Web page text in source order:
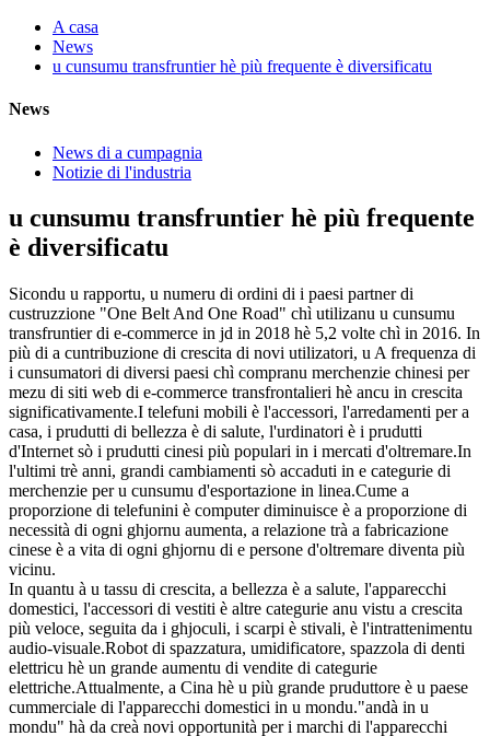
A casa
News
u cunsumu transfruntier hè più frequente è diversificatu
News
News di a cumpagnia
Notizie di l'industria
u cunsumu transfruntier hè più frequente
è diversificatu
Sicondu u rapportu, u numeru di ordini di i paesi partner di
custruzzione "One Belt And One Road" chì utilizanu u cunsumu
transfruntier di e-commerce in jd in 2018 hè 5,2 volte chì in 2016. In
più di a cuntribuzione di crescita di novi utilizatori, u A frequenza di
i cunsumatori di diversi paesi chì compranu merchenzie chinesi per
mezu di siti web di e-commerce transfrontalieri hè ancu in crescita
significativamente.I telefuni mobili è l'accessori, l'arredamenti per a
casa, i prudutti di bellezza è di salute, l'urdinatori è i prudutti
d'Internet sò i prudutti cinesi più populari in i mercati d'oltremare.In
l'ultimi trè anni, grandi cambiamenti sò accaduti in e categurie di
merchenzie per u cunsumu d'esportazione in linea.Cume a
proporzione di telefunini è computer diminuisce è a proporzione di
necessità di ogni ghjornu aumenta, a relazione trà a fabricazione
cinese è a vita di ogni ghjornu di e persone d'oltremare diventa più
vicinu.
In quantu à u tassu di crescita, a bellezza è a salute, l'apparecchi
domestici, l'accessori di vestiti è altre categurie anu vistu a crescita
più veloce, seguita da i ghjoculi, i scarpi è stivali, è l'intrattenimentu
audio-visuale.Robot di spazzatura, umidificatore, spazzola di denti
elettricu hè un grande aumentu di vendite di categurie
elettriche.Attualmente, a Cina hè u più grande pruduttore è u paese
cummerciale di l'apparecchi domestici in u mondu."andà in u
mondu" hà da creà novi opportunità per i marchi di l'apparecchi